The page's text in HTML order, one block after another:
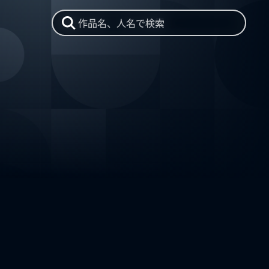
作品名、人名で検索